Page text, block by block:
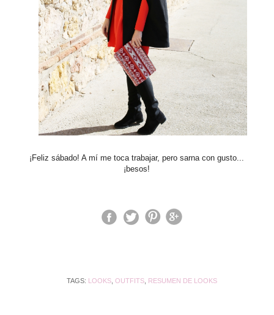
¡Feliz sábado! A mí me toca trabajar, pero sarna con gusto...
¡besos!
TAGS: LOOKS, OUTFITS, RESUMEN DE LOOKS